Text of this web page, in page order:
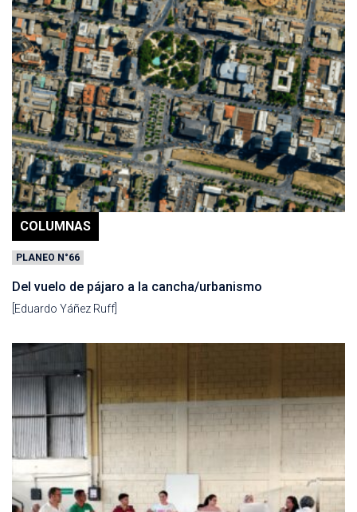
COLUMNAS
PLANEO N°66
Del vuelo de pájaro a la cancha/urbanismo
[Eduardo Yáñez Ruff]